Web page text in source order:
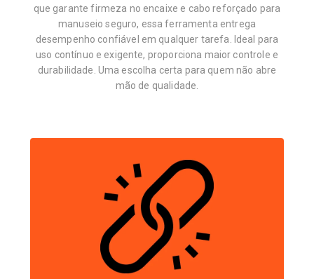
que garante firmeza no encaixe e cabo reforçado para
manuseio seguro, essa ferramenta entrega
desempenho confiável em qualquer tarefa. Ideal para
uso contínuo e exigente, proporciona maior controle e
durabilidade. Uma escolha certa para quem não abre
mão de qualidade.